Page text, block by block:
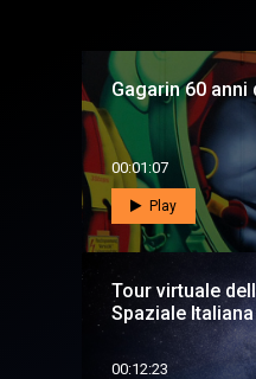
Gagarin 60 anni
00:01:07
Play
Tour virtuale
Spaziale Italiana
00:12:23